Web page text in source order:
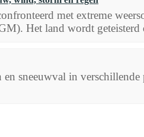
met extreme
Het land wordt geteisterd
sneeuwval in